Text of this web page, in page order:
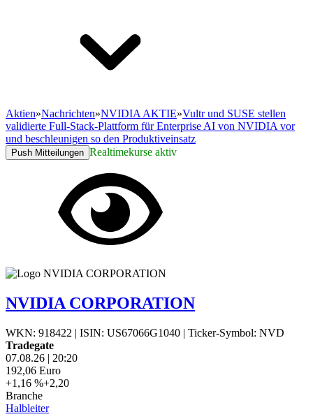
Aktien»Nachrichten»NVIDIA AKTIE»Vultr und SUSE stellen
validierte Full-Stack-Plattform für Enterprise AI von NVIDIA vor
und beschleunigen so den Produktiveinsatz
Push Mitteilungen Realtimekurse aktiv
NVIDIA CORPORATION
WKN: 918422 | ISIN: US67066G1040 | Ticker-Symbol: NVD
Tradegate
07.08.26 | 20:20
192,06 Euro
+1,16 %+2,20
Branche
Halbleiter